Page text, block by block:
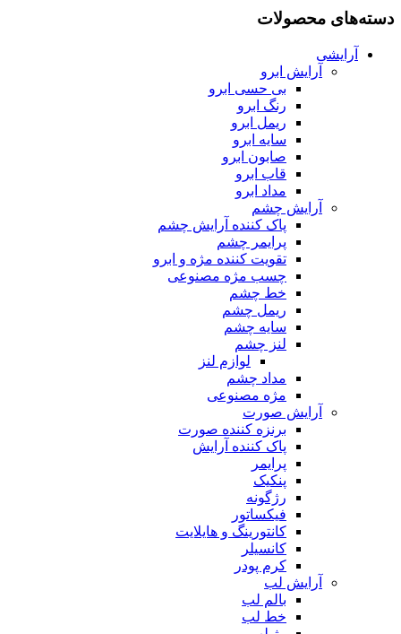
دسته‌های محصولات
آرایشی
آرایش ابرو
بی حسی ابرو
رنگ ابرو
ریمل ابرو
سایه ابرو
صابون ابرو
قاب ابرو
مداد ابرو
آرایش چشم
پاک کننده آرایش چشم
پرایمر چشم
تقویت کننده مژه و ابرو
چسب مژه مصنوعی
خط چشم
ریمل چشم
سایه چشم
لنز چشم
لوازم لنز
مداد چشم
مژه مصنوعی
آرایش صورت
برنزه کننده صورت
پاک کننده آرایش
پرایمر
پنکیک
رژگونه
فیکساتور
کانتورینگ و هایلایت
کانسیلر
کرم پودر
آرایش لب
بالم لب
خط لب